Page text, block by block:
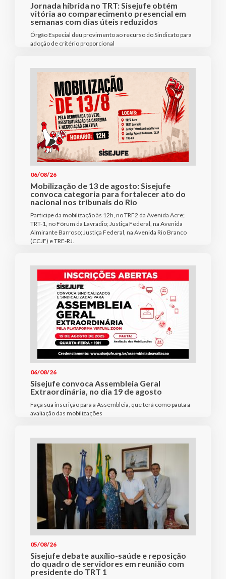
Jornada híbrida no TRT: Sisejufe obtém
vitória ao comparecimento presencial em
semanas com dias úteis reduzidos
Órgão Especial deu provimento ao recurso do Sindicato para
adoção de critério proporcional
06/08/26
Mobilização de 13 de agosto: Sisejufe
convoca categoria para fortalecer ato do
nacional nos tribunais do Rio
Participe da mobilização às 12h, no TRF2 da Avenida Acre;
TRT-1, no Fórum da Lavradio; Justiça Federal, na Avenida
Almirante Barroso; Justiça Federal, na Avenida Rio Branco
(CCJF) e TRE-RJ.
06/08/26
Sisejufe convoca Assembleia Geral
Extraordinária, no dia 19 de agosto
Faça sua inscrição para a Assembleia, que terá como pauta a
avaliação das mobilizações
05/08/26
Sisejufe debate auxílio-saúde e reposição
do quadro de servidores em reunião com
presidente do TRT 1